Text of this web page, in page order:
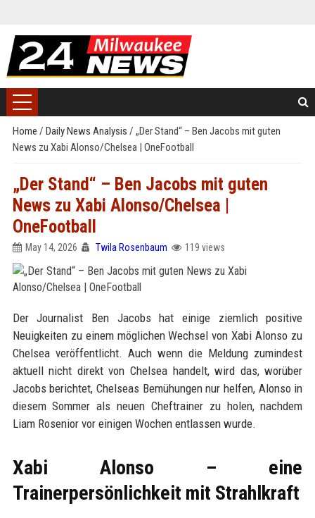
Home / Daily News Analysis / „Der Stand“ – Ben Jacobs mit guten
News zu Xabi Alonso/Chelsea | OneFootball
„Der Stand“ – Ben Jacobs mit guten
News zu Xabi Alonso/Chelsea |
OneFootball
May 14, 2026 Twila Rosenbaum 119 views
Der Journalist Ben Jacobs hat einige ziemlich positive
Neuigkeiten zu einem möglichen Wechsel von Xabi Alonso zu
Chelsea veröffentlicht. Auch wenn die Meldung zumindest
aktuell nicht direkt von Chelsea handelt, wird das, worüber
Jacobs berichtet, Chelseas Bemühungen nur helfen, Alonso in
diesem Sommer als neuen Cheftrainer zu holen, nachdem
Liam Rosenior vor einigen Wochen entlassen wurde.
Xabi Alonso – eine
Trainerpersönlichkeit mit Strahlkraft